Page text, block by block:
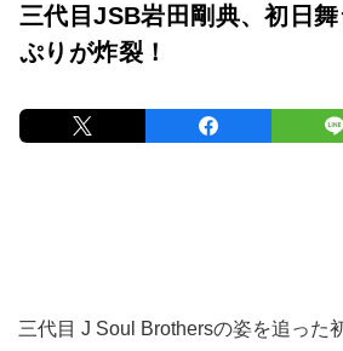
三代目JSB岩田剛典、初日
ぷりが炸裂！
三代目 J Soul Brothersの姿を追った